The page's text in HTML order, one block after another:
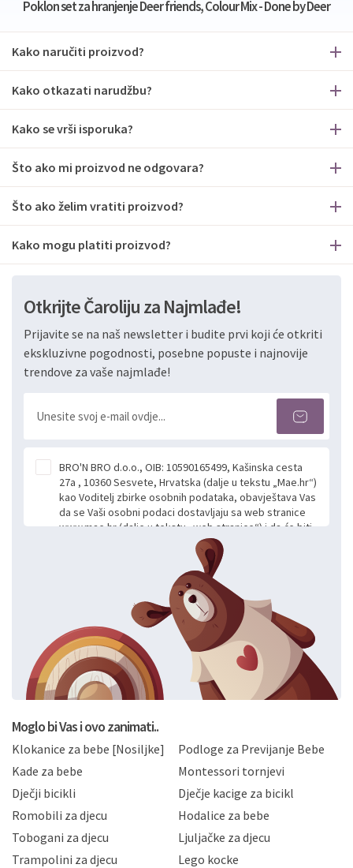
Poklon set za hranjenje Deer friends, Colour Mix - Done by Deer
Kako naručiti proizvod?
Kako otkazati narudžbu?
Kako se vrši isporuka?
Što ako mi proizvod ne odgovara?
Što ako želim vratiti proizvod?
Kako mogu platiti proizvod?
Otkrijte Čaroliju za Najmlađe!
Prijavite se na naš newsletter i budite prvi koji će otkriti
ekskluzivne pogodnosti, posebne popuste i najnovije
trendove za vaše najmlađe!
BRO'N BRO d.o.o., OIB: 10590165499, Kašinska cesta
27a , 10360 Sesvete, Hrvatska (dalje u tekstu „Mae.hr“)
kao Voditelj zbirke osobnih podataka, obavještava Vas
da se Vaši osobni podaci dostavljaju sa web stranice
www.mae.hr (dalje u tekstu „web stranice“) i da će biti
obrađeni. Prihvaćanjem ove Izjave smatra se da
slobodno i izričito dajete privolu za prikupljanje i daljnju
obradu Vaših osobnih podataka koje ustupate Mae.hr
putem ovih web stranica u svrhu odgovora i daljnje
komunikacije na Vaš upit poslan kroz kontakt obrazac.
Radi se o dobrovoljnom davanju podataka te ovu
Izjavu niste dužni prihvatiti odnosno niste dužni unositi
svoje osobne podatke u jednu od prijavnih
formi/obrazaca dostupnih na ovim web stranicama.
BRO'N BRO d.o.o. će s Vašim osobnim podacima
postupati sukladno Općoj uredbi o zaštiti podataka
privatnosti i kolačića koju možete pročitati ovdje i
Hrvatske, a uvijek uz primjenu odgovarajućih tehničkih i
sigurnosnih mjera zaštite osobnih podataka od
neovlaštenog pristupa, zlouporabe, otkrivanja,
gubitka ili uništenja. Mae.hr štiti privatnost svojih
korisnika i posjetitelja web stranica, čuva povjerljivost
Vaših osobnih podataka te omogućava pristup i
priopćavanje osobnih podataka samo onim svojim
zaposlenicima kojima su isti potrebni radi provedbe
Moglo bi Vas i ovo zanimati..
Klokanice za bebe [Nosiljke]
Podloge za Previjanje Bebe
Kade za bebe
Montessori tornjevi
Dječji bicikli
Dječje kacige za bicikl
Romobili za djecu
Hodalice za bebe
Tobogani za djecu
Ljuljačke za djecu
Trampolini za djecu
Lego kocke